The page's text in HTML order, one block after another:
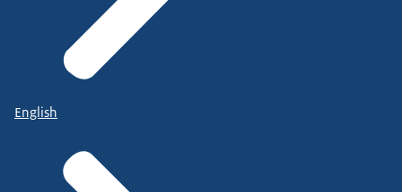
English